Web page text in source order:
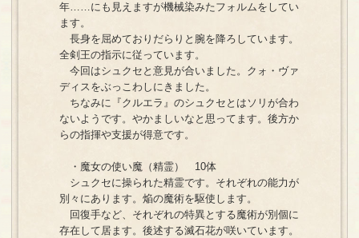
年……にも見えますが機械染みたフォルムをしてい
ます。
長身を屈めておりだらりと腕を降ろしています。
全剣王の指示に従っています。
今回はシュクセと意見が合いました。クォ・ヴァ
ディスをぶっこわしにきました。
ちなみに『クルエラ』のシュクセとはソリが合わ
ないようです。やかましいなと思ってます。後方か
らの指揮や支援が得意です。
・魔女の使い魔（精霊） 10体
シュクセに操られた精霊です。それぞれの能力が
別々にあります。焔の魔術を駆使します。
回復手など、それぞれの特異とする魔術が別個に
存在して居ます。後述する滅石花が咲いています。